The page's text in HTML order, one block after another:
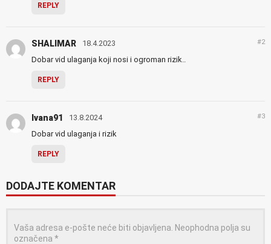
REPLY
SHALIMAR 18.4.2023 #2
Dobar vid ulaganja koji nosi i ogroman rizik..
REPLY
Ivana91 13.8.2024 #3
Dobar vid ulaganja i rizik
REPLY
DODAJTE KOMENTAR
Vaša adresa e-pošte neće biti objavljena. Neophodna polja su
označena *